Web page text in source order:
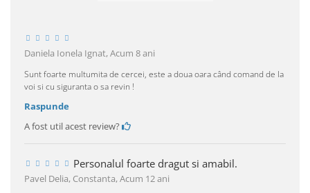
Daniela Ionela Ignat,Acum 8 ani
Sunt foarte multumita de cercei, este a doua oara când comand de la
voi si cu siguranta o sa revin !
Raspunde
A fost util acest review?
Personalul foarte dragut si amabil.
Pavel Delia, Constanta,Acum 12 ani